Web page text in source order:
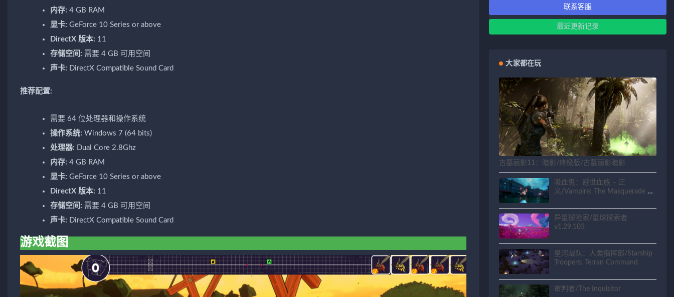
内存: 4 GB RAM
显卡: GeForce 10 Series or above
DirectX 版本: 11
存储空间: 需要 4 GB 可用空间
声卡: DirectX Compatible Sound Card
推荐配置:
需要 64 位处理器和操作系统
操作系统: Windows 7 (64 bits)
处理器: Dual Core 2.8Ghz
内存: 4 GB RAM
显卡: GeForce 10 Series or above
DirectX 版本: 11
存储空间: 需要 4 GB 可用空间
声卡: DirectX Compatible Sound Card
游戏截图
联系客服
最近更新记录
大家都在玩
古墓丽影11：暗影/终极版/古墓丽影暗影
吸血鬼：避世血族 – 正
义/Vampire: The Masquerade –
异星探险家/星球探索者
v1.29.103
星河战队：人类指挥部/Starship
Troopers: Terran Command
审判者/The Inquisitor